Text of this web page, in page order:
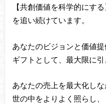
【共創価値を科学的にす
を追い続けています。
あなたのビジョンと価値提
ギフトとして、最大限に引
あなたの売上を最大化しな
世の中をよりよく照らし、